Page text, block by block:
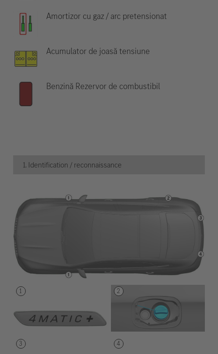
Amortizor cu gaz / arc pretensionat
Acumulator de joasă tensiune
Benzină Rezervor de combustibil
1. Identification / reconnaissance